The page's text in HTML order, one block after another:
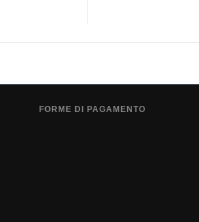
FORME DI PAGAMENTO